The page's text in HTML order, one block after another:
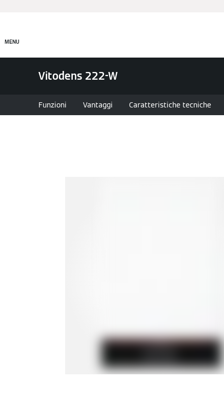
MENU
Vitodens 222-W
Funzioni Vantaggi Caratteristiche tecniche